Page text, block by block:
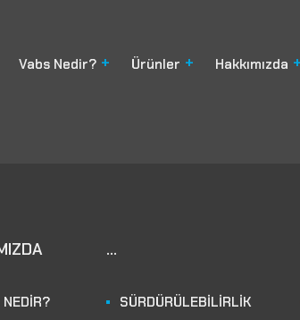
Vabs Nedir? Ürünler Hakkımızda
...
SÜRDÜRÜLEBİLİRLİK